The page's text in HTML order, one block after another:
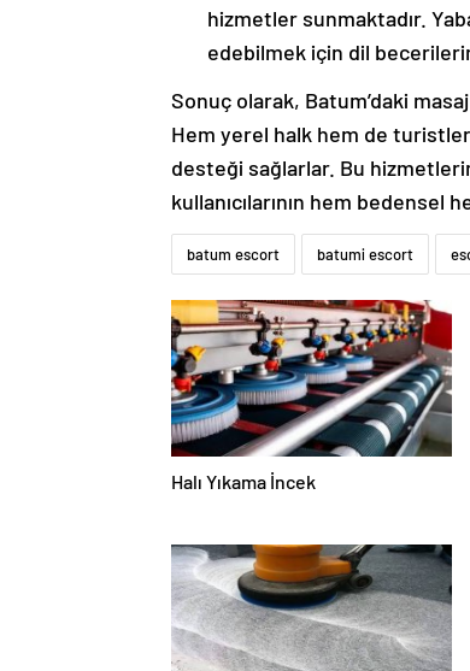
hizmetler sunmaktadır.
edebilmek için dil
Sonuç olarak, Batum’daki
Hem yerel halk hem de
desteği sağlarlar. Bu
kullanıcılarının hem bedensel
batum escort batumi escort
Halı Yıkama İncek